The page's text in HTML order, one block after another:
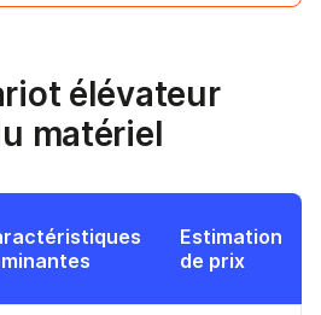
élévateur
matériel
Estimation
de prix